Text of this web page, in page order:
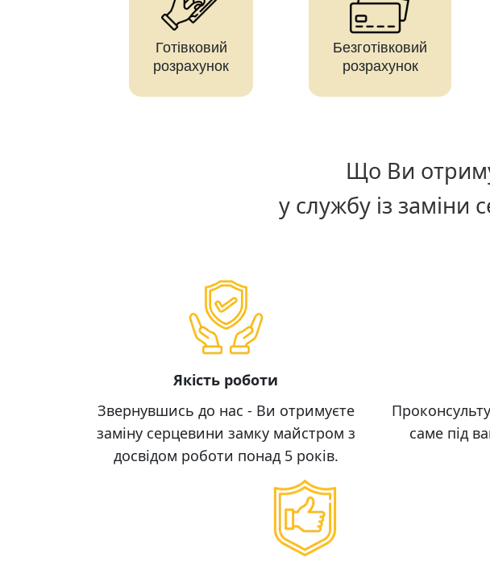
Готівковий
розрахунок
Безготівковий
розрахунок
Що Ви
у службу із заміни
Якість роботи
Звернувшись до нас - Ви отримуєте
заміну серцевини замку майстром з
досвідом роботи понад 5 років.
саме під